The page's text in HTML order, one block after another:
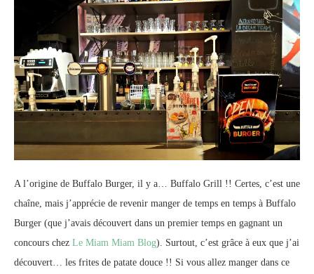
A l’origine de Buffalo Burger, il y a… Buffalo Grill !! Certes, c’est une
chaîne, mais j’apprécie de revenir manger de temps en temps à Buffalo
Burger (que j’avais découvert dans un premier temps en gagnant un
concours chez Le Miam Miam Blog). Surtout, c’est grâce à eux que j’ai
découvert… les frites de patate douce !! Si vous allez manger dans ce